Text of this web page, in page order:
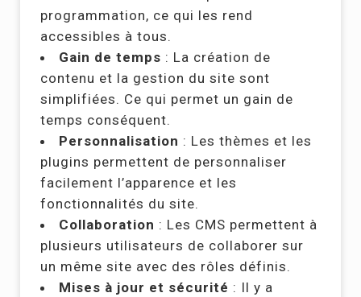
programmation, ce qui les rend
accessibles à tous.
Gain de temps : La création de
contenu et la gestion du site sont
simplifiées. Ce qui permet un gain de
temps conséquent.
Personnalisation : Les thèmes et les
plugins permettent de personnaliser
facilement l’apparence et les
fonctionnalités du site.
Collaboration : Les CMS permettent à
plusieurs utilisateurs de collaborer sur
un même site avec des rôles définis.
Mises à jour et sécurité : Il y a